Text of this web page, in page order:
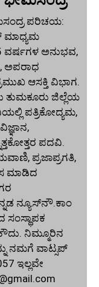
ಪರಿಚಯ:
ಮಾಧ್ಯಮ
ವರ್ಷಗಳ ಅನುಭವ,
ಅಪರಾಧ
ಆಸಕ್ತಿ ವಿಭಾಗ.
ತುಮಕೂರು ಜಿಲ್ಲೆಯ
ಪತ್ರಿಕೋದ್ಯಮ,
ಪದವಿ.
ಪ್ರಜಾಪ್ರಗತಿ,
ಮಾಡಿದ
ನ್ಯೂಸ್‌ನೌ.ಕಾಂ
ನಿಮ್ಮೂರಿನ
ನಮಗೆ ವಾಟ್ಸಪ್‌
ಇಲ್ಲವೇ